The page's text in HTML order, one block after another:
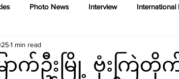
Photo News Interview International
ောက်ဦးမြို့ ဗုံးကြဲတို
1 min read